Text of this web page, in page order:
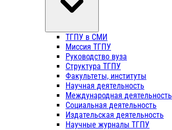
ТГПУ в СМИ
Миссия ТГПУ
Руководство вуза
Структура ТГПУ
Факультеты, институты
Научная деятельность
Международная деятельность
Социальная деятельность
Издательская деятельность
Научные журналы ТГПУ